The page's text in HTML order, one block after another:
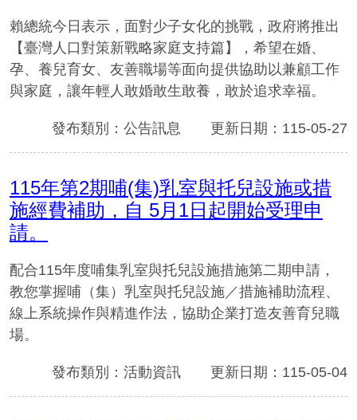
賴總統今日表示，面對少子女化的挑戰，政府將推出
【臺灣人口對策新戰略家庭支持篇】，希望在婚、
孕、養兒育女、友善職場等面向提供協助以兼顧工作
與家庭，讓年輕人敢婚敢生敢養，敢於追求幸福。
發布類別：公告訊息 更新日期：115-05-27
115年第2期哺(集)乳室與托兒設施或措
施經費補助，自 5月1日起開始受理申
請。
配合115年度哺集乳室與托兒設施措施第二期申請，
教您掌握哺（集）乳室與托兒設施／措施補助流程、
線上系統操作與精進作法，協助企業打造友善育兒職
場。
發布類別：活動資訊 更新日期：115-05-04